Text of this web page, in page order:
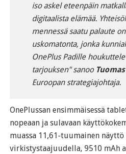
iso askel eteenpäin
digitaalista elämää.
mennessä saatu palaute
uskomatonta, jonka
OnePlus Padille
tarjouksen" sanoo
Euroopan strategiajohtaja.
OnePlussan ensimmäisessä
nopeaan ja sulavaan
muassa 11,61-tuumainen
virkistystaajuudella, 9510 mAh